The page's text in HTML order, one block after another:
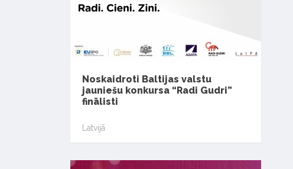
Noskaidroti Baltijas valstu
jauniešu konkursa “Radi Gudri”
finālisti
Latvijā